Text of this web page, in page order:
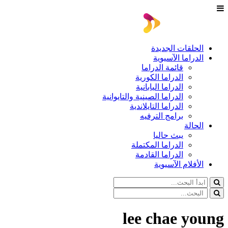
الحلقات الجديدة
الدراما الآسيوية
قائمة الدراما
الدراما الكورية
الدراما اليابانية
الدراما الصينية والتايوانية
الدراما التايلاندية
برامج الترفيه
الحالة
يبث حاليا
الدراما المكتملة
الدراما القادمة
الأفلام الآسيوية
lee chae young